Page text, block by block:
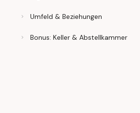
Umfeld & Beziehungen
Bonus: Keller & Abstellkammer